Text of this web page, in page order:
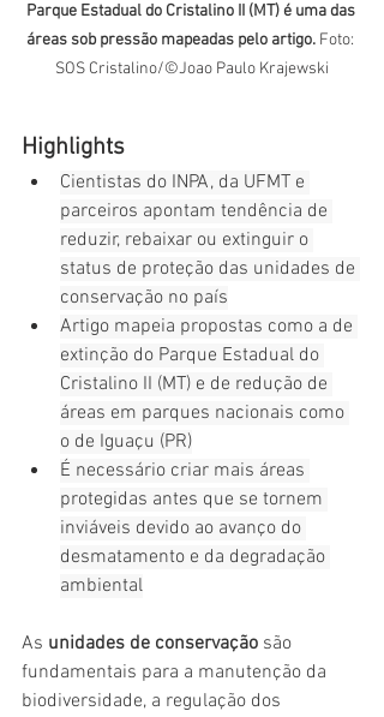
Parque Estadual do Cristalino II (MT) é uma das
áreas sob pressão mapeadas pelo artigo. Foto:
SOS Cristalino/©Joao Paulo Krajewski
Highlights
Cientistas do INPA, da UFMT e
parceiros apontam tendência de
reduzir, rebaixar ou extinguir o
status de proteção das unidades de
conservação no país
Artigo mapeia propostas como a de
extinção do Parque Estadual do
Cristalino II (MT) e de redução de
áreas em parques nacionais como
o de Iguaçu (PR)
É necessário criar mais áreas
protegidas antes que se tornem
inviáveis devido ao avanço do
desmatamento e da degradação
ambiental
As unidades de conservação são
fundamentais para a manutenção da
biodiversidade, a regulação dos